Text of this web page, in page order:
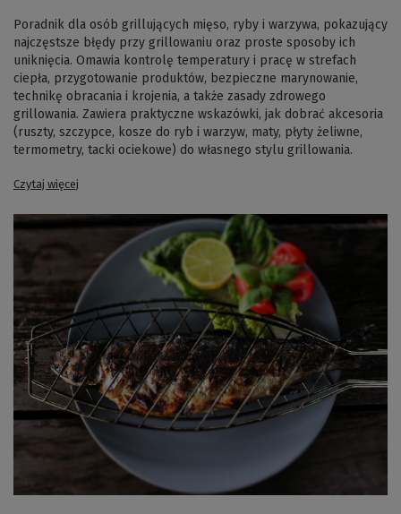
Poradnik dla osób grillujących mięso, ryby i warzywa, pokazujący
najczęstsze błędy przy grillowaniu oraz proste sposoby ich
uniknięcia. Omawia kontrolę temperatury i pracę w strefach
ciepła, przygotowanie produktów, bezpieczne marynowanie,
technikę obracania i krojenia, a także zasady zdrowego
grillowania. Zawiera praktyczne wskazówki, jak dobrać akcesoria
(ruszty, szczypce, kosze do ryb i warzyw, maty, płyty żeliwne,
termometry, tacki ociekowe) do własnego stylu grillowania.
Czytaj więcej